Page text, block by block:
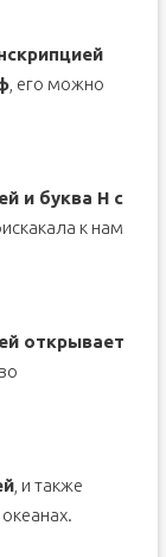
, его можно
и буква H с
к нам
открывает
, и также